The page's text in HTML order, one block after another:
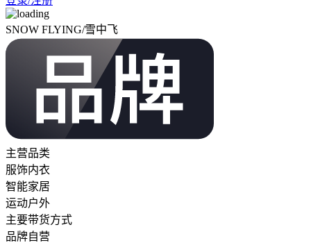
SNOW FLYING/雪中飞
主营品类
服饰内衣
智能家居
运动户外
主要带货方式
品牌自营